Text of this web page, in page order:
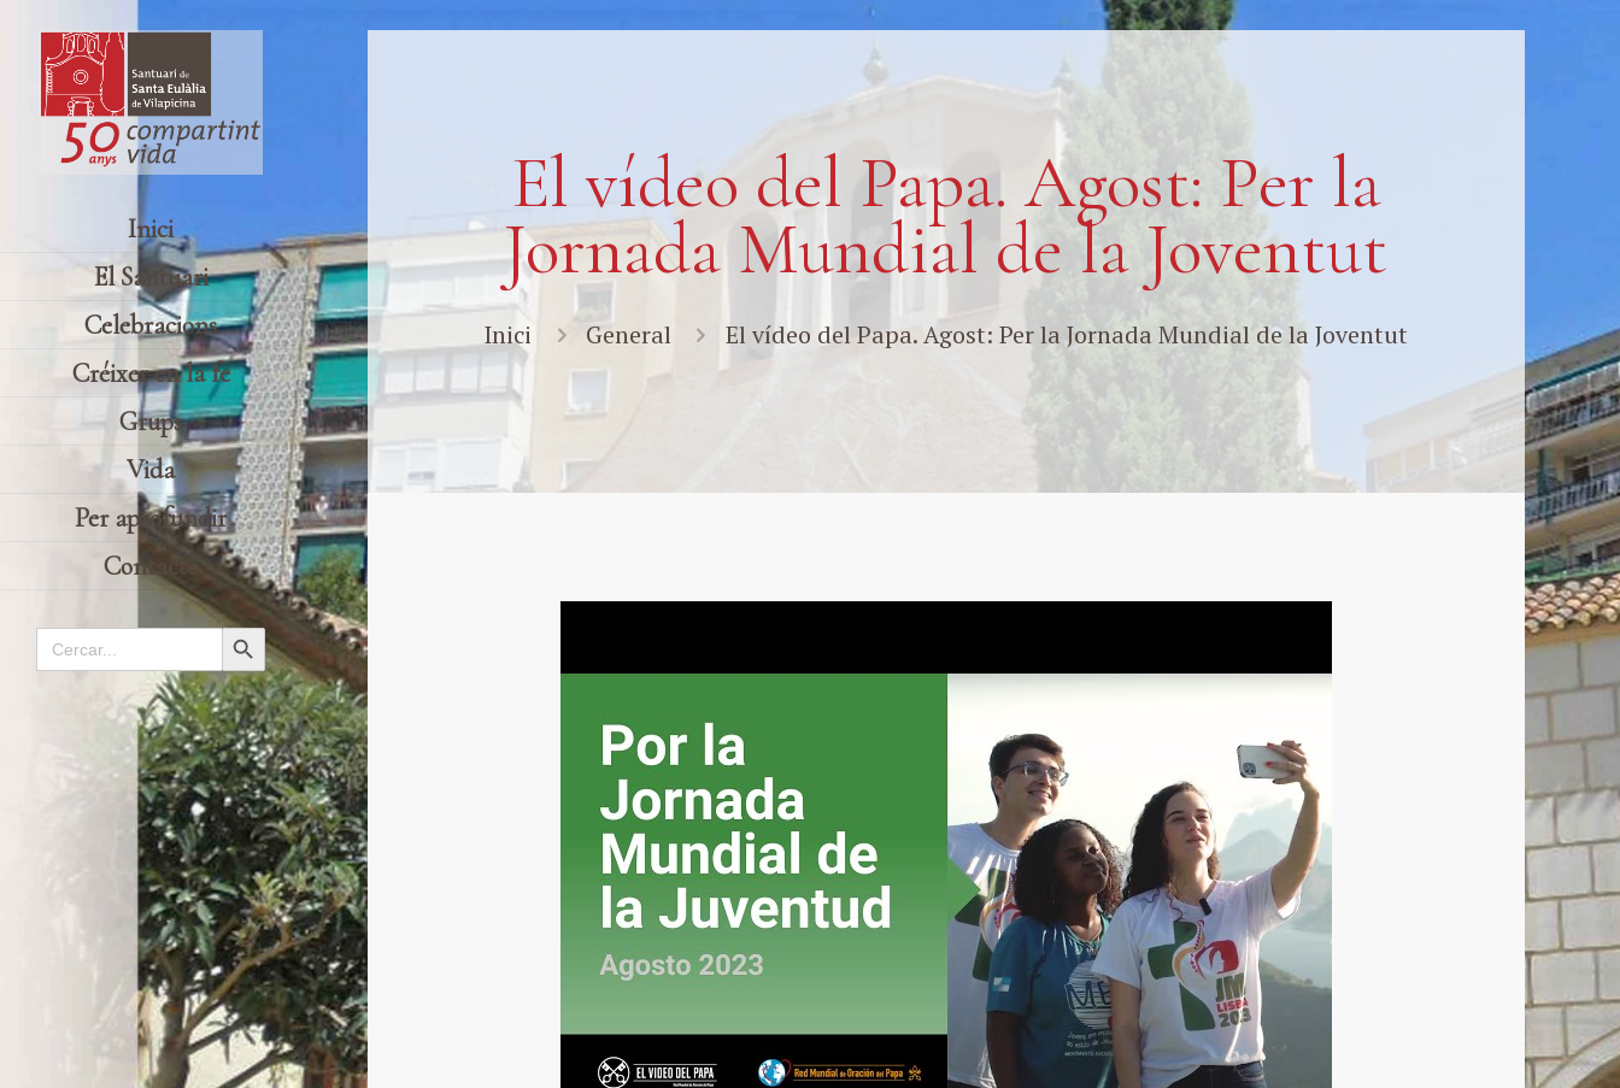
Inici
El Santuari
Celebracions
Créixer en la fe
Grups
Vida
Per aprofundir
Contacte
Search
for: Search Button
El vídeo del Papa. Agost: Per la
Jornada Mundial de la Joventut
Inici General El vídeo del Papa. Agost: Per la Jornada Mundial de la Joventut